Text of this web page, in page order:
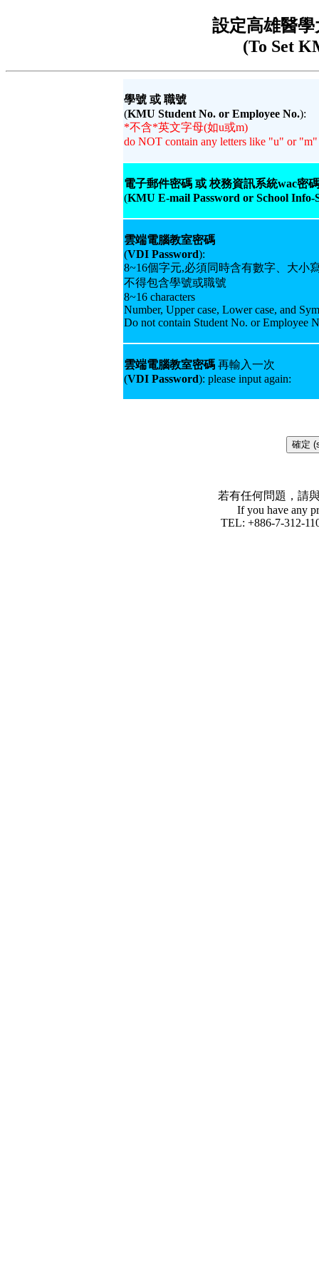
設定高雄醫
(To Set
學號 或 職號
(KMU Student No. or Employee No.):
*不含*英文字母(如u或m)
do NOT contain any letters like "u" or "m"
電子郵件密碼 或 校務資訊系統wac密碼
(KMU E-mail Password or School Info-
雲端電腦教室密碼
(VDI Password):
8~16個字元,必須同時含有數字、大小
不得包含學號或職號
8~16 characters
Number, Upper case, Lower case, and
Do not contain Student No. or Employee
雲端電腦教室密碼 再輸入一次
(VDI Password): please input again:
若有任何問題，請
If you have any
TEL: +886-7-312-